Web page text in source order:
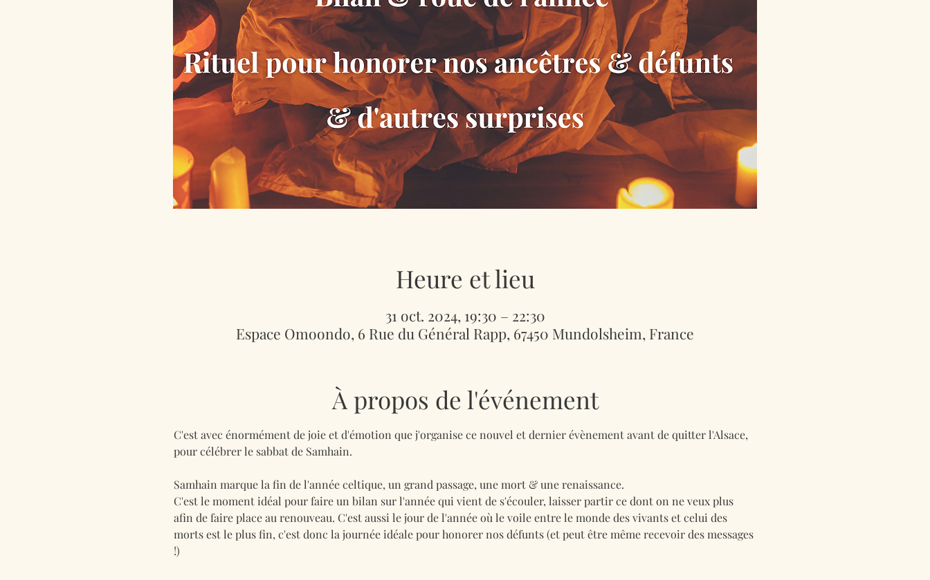
Heure et lieu
31 oct. 2024, 19:30 – 22:30
Espace Omoondo, 6 Rue du Général Rapp, 67450 Mundolsheim, France
À propos de l'événement
C'est avec énormément de joie et d'émotion que j'organise ce nouvel et dernier évènement avant de quitter l'Alsace,
pour célébrer le sabbat de Samhain.
Samhain marque la fin de l'année celtique, un grand passage, une mort & une renaissance.
C'est le moment idéal pour faire un bilan sur l'année qui vient de s'écouler, laisser partir ce dont on ne veux plus
afin de faire place au renouveau. C'est aussi le jour de l'année où le voile entre le monde des vivants et celui des
morts est le plus fin, c'est donc la journée idéale pour honorer nos défunts (et peut être même recevoir des messages
!)